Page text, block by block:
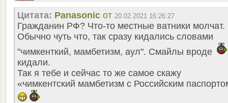
Цитата: Panasonic от 20.02.2021 16:26:27
Гражданин РФ? Что-то местные ватники молчат.
Обычно чуть что, так сразу кидались словами
"чимкенткий, мамбетизм, аул". Смайлы вроде
кидали.
Так я тебе и сейчас то же самое скажу
«чимкентский мамбетизм с Российским